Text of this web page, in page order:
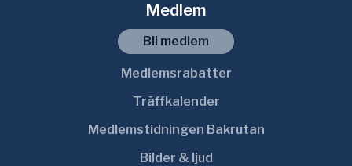
Medlem
Bli medlem
Medlemsrabatter
Träffkalender
Medlemstidningen Bakrutan
Bilder & ljud